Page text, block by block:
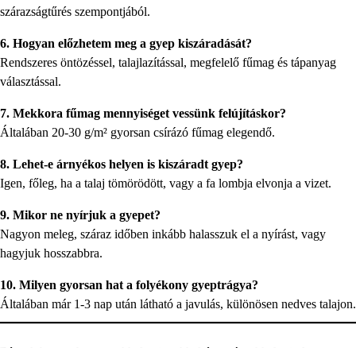
szárazságtűrés szempontjából.
6. Hogyan előzhetem meg a gyep kiszáradását?
Rendszeres öntözéssel, talajlazítással, megfelelő fűmag és tápanyag
választással.
7. Mekkora fűmag mennyiséget vessünk felújításkor?
Általában 20-30 g/m² gyorsan csírázó fűmag elegendő.
8. Lehet-e árnyékos helyen is kiszáradt gyep?
Igen, főleg, ha a talaj tömörödött, vagy a fa lombja elvonja a vizet.
9. Mikor ne nyírjuk a gyepet?
Nagyon meleg, száraz időben inkább halasszuk el a nyírást, vagy
hagyjuk hosszabbra.
10. Milyen gyorsan hat a folyékony gyeptrágya?
Általában már 1-3 nap után látható a javulás, különösen nedves talajon.